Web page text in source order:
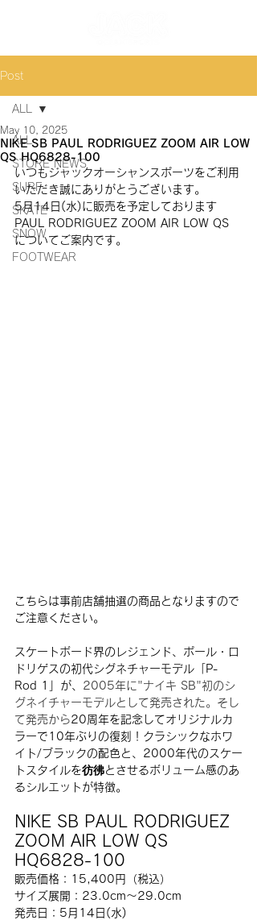
Post
ALL
STORE NEWS
SURF
SKATE
SNOW
FOOTWEAR
ALL
NIKE SB PAUL RODRIGUEZ ZOOM AIR LOW
QS HQ6828-100
May 10, 2025
いつもジャックオーシャンスポーツをご利用
いただき誠にありがとうございます。
5月14日(水)に販売を予定しております
PAUL RODRIGUEZ ZOOM AIR LOW QS
についてご案内です。
こちらは事前店舗抽選の商品となりますので
ご注意ください。
スケートボード界のレジェンド、ポール・ロ
ドリゲスの初代シグネチャーモデル「P-
Rod 1」が、 2005年に"ナイキ SB"初のシ
グネイチャーモデルとして発売された。そし
て発売から20周年を記念してオリジナルカ
ラーで10年ぶりの復刻！クラシックなホワ
イト/ブラックの配色と、2000年代のスケー
トスタイルを彷彿とさせるボリューム感のあ
るシルエットが特徴。
NIKE SB PAUL RODRIGUEZ
ZOOM AIR LOW QS
HQ6828-100
販売価格：15,400円（税込）
サイズ展開：23.0cm〜29.0cm
発売日：5月14日(水)